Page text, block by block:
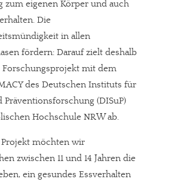
zum eigenen Körper und auch
Die
in allen
fördern: Darauf zielt deshalb
Forschungsprojekt mit dem
des Deutschen Instituts für
Präventionsforschung (DISuP)
Hochschule NRW ab.
möchten wir
zwischen 11 und 14 Jahren die
ein gesundes Essverhalten